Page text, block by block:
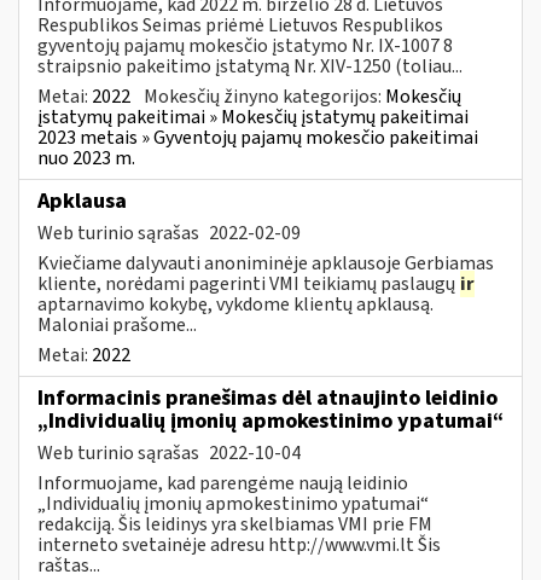
Respublikos Seimas priėmė Lietuvos Respublikos
gyventojų pajamų mokesčio įstatymo Nr. IX-1007 8
straipsnio pakeitimo įstatymą Nr. XIV-1250 (toliau...
Metai: 2022 Mokesčių žinyno kategorijos: Mokesčių
įstatymų pakeitimai » Mokesčių įstatymų pakeitimai
2023 metais » Gyventojų pajamų mokesčio pakeitimai
nuo 2023 m.
Apklausa
Web turinio sąrašas 2022-02-09
Kviečiame dalyvauti anoniminėje apklausoje Gerbiamas
kliente, norėdami pagerinti VMI teikiamų paslaugų ir
aptarnavimo kokybę, vykdome klientų apklausą.
Maloniai prašome...
Metai: 2022
Informacinis pranešimas dėl atnaujinto leidinio
„Individualių įmonių apmokestinimo ypatumai“
Web turinio sąrašas 2022-10-04
Informuojame, kad parengėme naują leidinio
„Individualių įmonių apmokestinimo ypatumai“
redakciją. Šis leidinys yra skelbiamas VMI prie FM
interneto svetainėje adresu http://www.vmi.lt Šis
raštas...